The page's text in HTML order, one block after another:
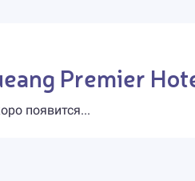
Premier
появится...